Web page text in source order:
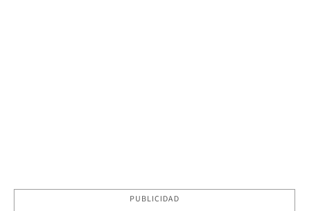
PUBLICIDAD